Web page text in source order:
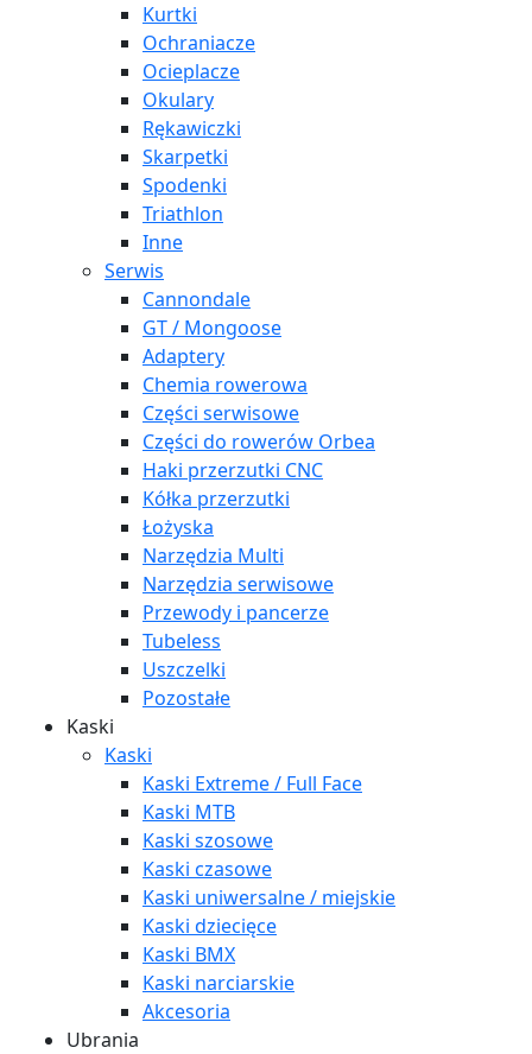
Kurtki
Ochraniacze
Ocieplacze
Okulary
Rękawiczki
Skarpetki
Spodenki
Triathlon
Inne
Serwis
Cannondale
GT / Mongoose
Adaptery
Chemia rowerowa
Części serwisowe
Części do rowerów Orbea
Haki przerzutki CNC
Kółka przerzutki
Łożyska
Narzędzia Multi
Narzędzia serwisowe
Przewody i pancerze
Tubeless
Uszczelki
Pozostałe
Kaski
Kaski
Kaski Extreme / Full Face
Kaski MTB
Kaski szosowe
Kaski czasowe
Kaski uniwersalne / miejskie
Kaski dziecięce
Kaski BMX
Kaski narciarskie
Akcesoria
Ubrania